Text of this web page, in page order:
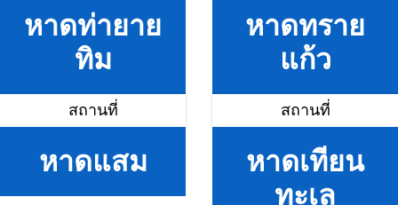
หาดท่ายาย
ทิม
หาดทราย
แก้ว
สถานที่
หาดแสม
สถานที่
หาดเทียน
ทะเล